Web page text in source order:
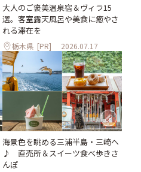
大人のご褒美温泉宿＆ヴィラ15
選。客室露天風呂や美食に癒やさ
れる滞在を
栃木県 [PR] 2026.07.17
海景色を眺める三浦半島・三崎へ
♪ 直売所＆スイーツ食べ歩きさ
んぽ